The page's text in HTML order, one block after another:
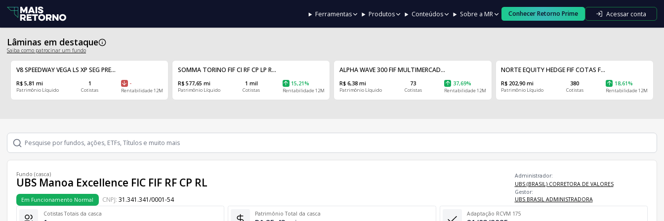
Ferramentas Produtos Conteúdos Sobre a MR Conhecer Retorno Prime Acessar conta
Lâminas em destaque
Saiba como patrocinar um fundo
V8 SPEEDWAY VEGA LS XP SEG PRE...
R$ 5,81 mi
Patrimônio Líquido
1
Cotistas
-
Rentabilidade 12M
SOMMA TORINO FIF CI RF CP LP R...
R$ 577,65 mi
Patrimônio Líquido
1 mil
Cotistas
15,21%
Rentabilidade 12M
ALPHA WAVE 300 FIF MULTIMERCAD...
R$ 6,38 mi
Patrimônio Líquido
73
Cotistas
37,69%
Rentabilidade 12M
NORTE EQUITY HEDGE FIF COTAS F...
R$ 202,90 mi
Patrimônio Líquido
380
Cotistas
18,61%
Rentabilidade 12M
Fundo (casca)
UBS Manoa Excellence FIC FIF RF CP RL
Em Funcionamento Normal CNPJ: 31.341.341/0001-54
Administrador:
UBS (BRASIL) CORRETORA DE VALORES
Gestor:
UBS BRASIL ADMINISTRADORA
Cotistas Totais da casca Patrimônio Total da casca Adaptação RCVM 175